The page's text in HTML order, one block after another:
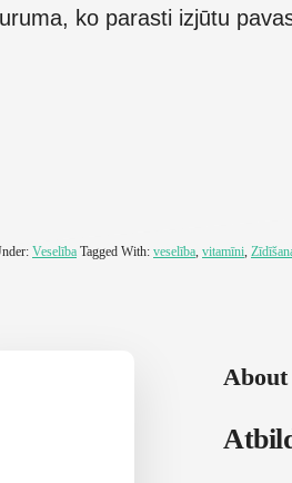
ko parasti izjūtu
Veselība Tagged With: veselība, vitamīni,
About